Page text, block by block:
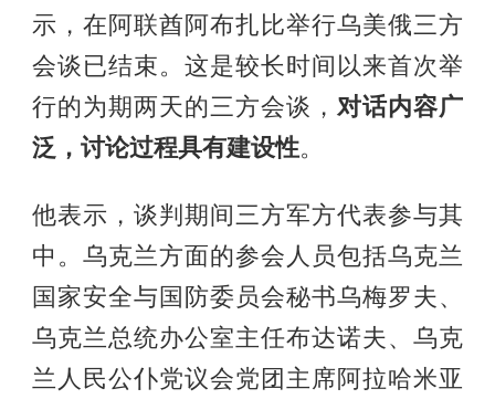
示，在阿联酋阿布扎比举行乌美俄三方
会谈已结束。这是较长时间以来首次举
行的为期两天的三方会谈，对话内容广
泛，讨论过程具有建设性。
他表示，谈判期间三方军方代表参与其
中。乌克兰方面的参会人员包括乌克兰
国家安全与国防委员会秘书乌梅罗夫、
乌克兰总统办公室主任布达诺夫、乌克
兰人民公仆党议会党团主席阿拉哈米亚